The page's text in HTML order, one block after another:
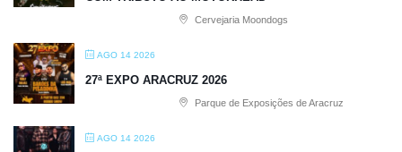
Cervejaria Moondogs
AGO 14 2026
27ª EXPO ARACRUZ 2026
Parque de Exposições de Aracruz
AGO 14 2026